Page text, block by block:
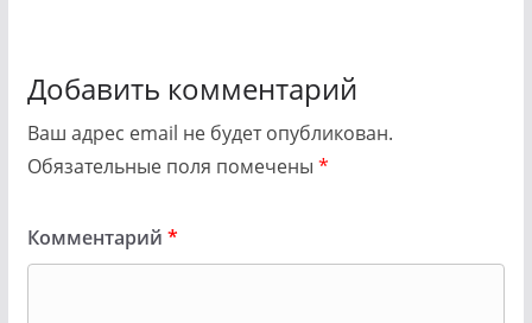
Добавить комментарий
Ваш адрес email не будет опубликован.
Обязательные поля помечены *
Комментарий *